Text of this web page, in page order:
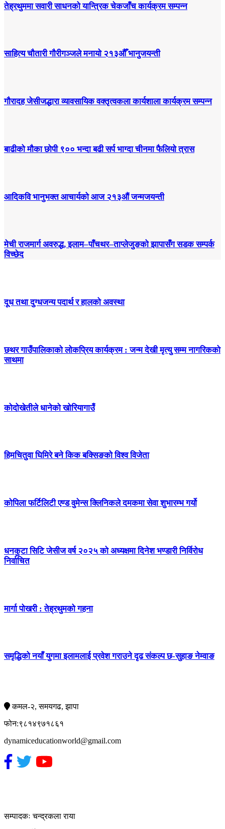
तेह्रथुममा सवारी साधनको यान्त्रिक चेकजाँच कार्यक्रम सम्पन्न
साहित्य चौतारी गौरीगञ्जले मनायो २१३औँ भानुजयन्ती
गौरादह जेसीजद्धारा व्यावसायिक वक्तृत्वकला कार्यशाला कार्यक्रम सम्पन्न
बाढीको मौका छोपी ९०० भन्दा बढी सर्प भाग्दा चीनमा फैलियो त्रास
आदिकवि भानुभक्त आचार्यको आज २१३औं जन्मजयन्ती
मेची राजमार्ग अवरुद्ध, इलाम–पाँचथर–ताप्लेजुङको झापासँग सडक सम्पर्क
विच्छेद
दूध तथा दुग्धजन्य पदार्थ र हालको अवस्था
छथर गाउँपालिकाको लोकप्रिय कार्यक्रम : जन्म देखी मृत्यु सम्म नागरिकको
साथमा
कोदोखेतीले धानेको खोरियागाउँ
हिमचितुवा घिमिरे बने किक बक्सिङको विश्व विजेता
कोपिला फर्टिलिटी एण्ड वुमेन्स क्लिनिकले दमकमा सेवा शुभारम्भ गर्यो
धनकुटा सिटि जेसीज वर्ष २०२५ को अध्यक्षमा दिनेश भण्डारी निर्विरोध
निर्वाचित
मार्गा पोखरी : तेह्रथुमको गहना
समृद्धिको नयाँ युगमा इलामलाई प्रवेश गराउने दृढ संकल्प छ-सुहाङ नेम्वाङ
कमल-२, समयगढ, झापा
फोन:९८१४९७१८६१
dynamiceducationworld@gmail.com
सम्पादकः चन्द्रकला राया